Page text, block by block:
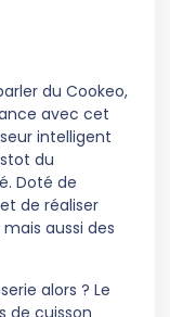
du Cookeo,
avec cet
intelligent
du
Doté de
de réaliser
aussi des
alors ? Le
de cuisson